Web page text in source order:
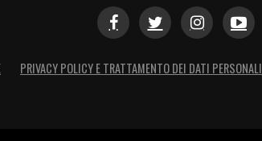
PRIVACY POLICY E TRATTAMENTO DEI DATI PERSONALI